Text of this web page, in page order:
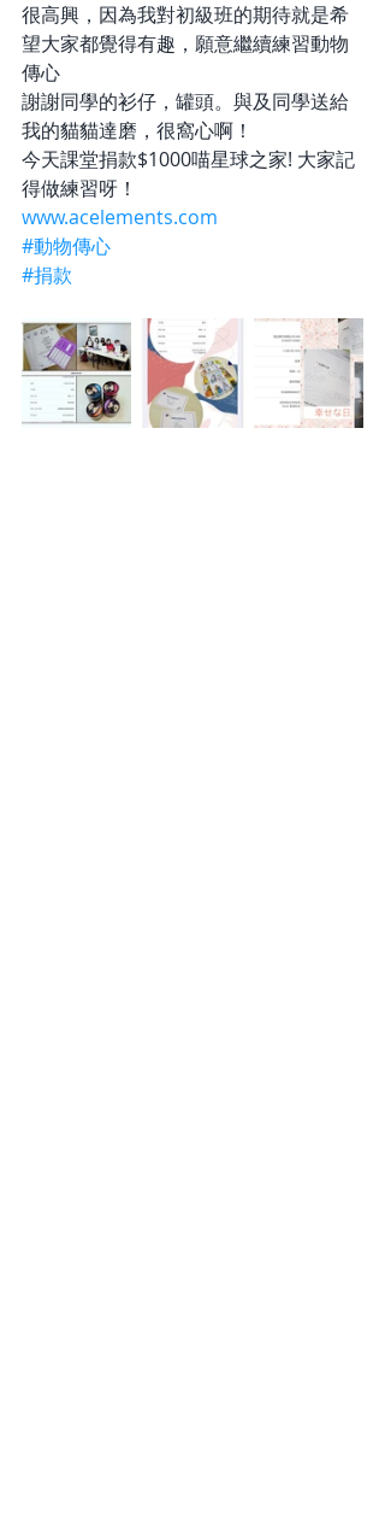
很高興，因為我對初級班的期待就是希
望大家都覺得有趣，願意繼續練習動物
傳心
謝謝同學的衫仔，罐頭。與及同學送給
我的貓貓達磨，很窩心啊！
今天課堂捐款$1000喵星球之家! 大家記
得做練習呀！
www.acelements.com
#動物傳心
#捐款